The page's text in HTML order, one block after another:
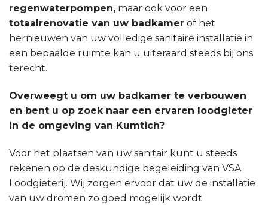
regenwaterpompen, maar ook voor een
totaalrenovatie van uw badkamer of het
hernieuwen van uw volledige sanitaire installatie in
een bepaalde ruimte kan u uiteraard steeds bij ons
terecht.
Overweegt u om uw badkamer te verbouwen
en bent u op zoek naar een ervaren loodgieter
in de omgeving van Kumtich?
Voor het plaatsen van uw sanitair kunt u steeds
rekenen op de deskundige begeleiding van VSA
Loodgieterij. Wij zorgen ervoor dat uw de installatie
van uw dromen zo goed mogelijk wordt